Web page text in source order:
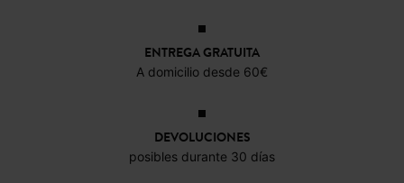
ENTREGA GRATUITA
A domicilio desde 60€
DEVOLUCIONES
posibles durante 30 días